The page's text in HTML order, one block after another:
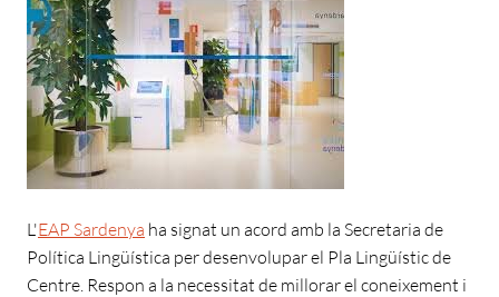
L'EAP Sardenya ha signat un acord amb la Secretaria de
Política Lingüística per desenvolupar el Pla Lingüístic de
Centre. Respon a la necessitat de millorar el coneixement i